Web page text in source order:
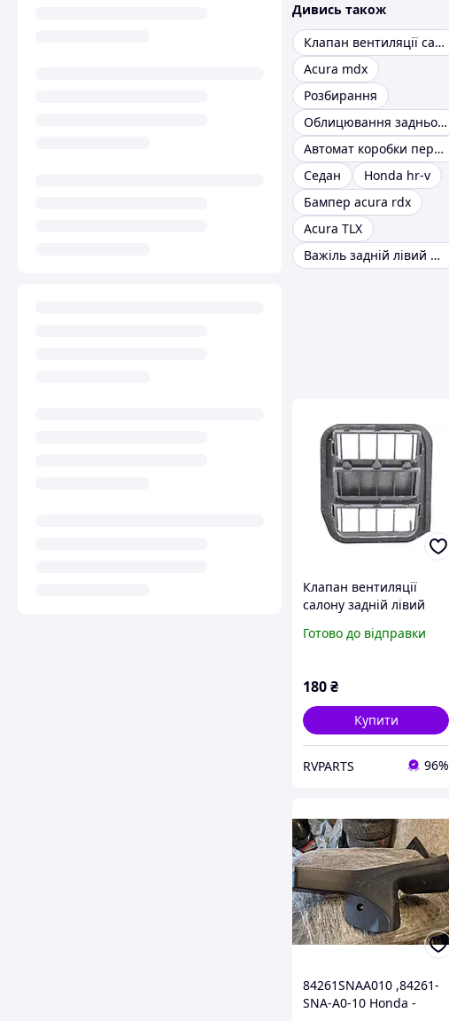
Дивись також
Клапан вентиляції салону
Acura mdx
Розбирання
Облицювання задньої панелі багажника Lanos Ланос
Автомат коробки передач
Седан
Honda hr-v
Бампер acura rdx
Acura TLX
Важіль задній лівий Honda Civic
Клапан вентиляції
салону задній лівий
(дефект) 75450SMA003
Готово до відправки
180₴
Купити
RVPARTS 96%
84261SNAA010 ,84261-
SNA-A0-10 Honda -